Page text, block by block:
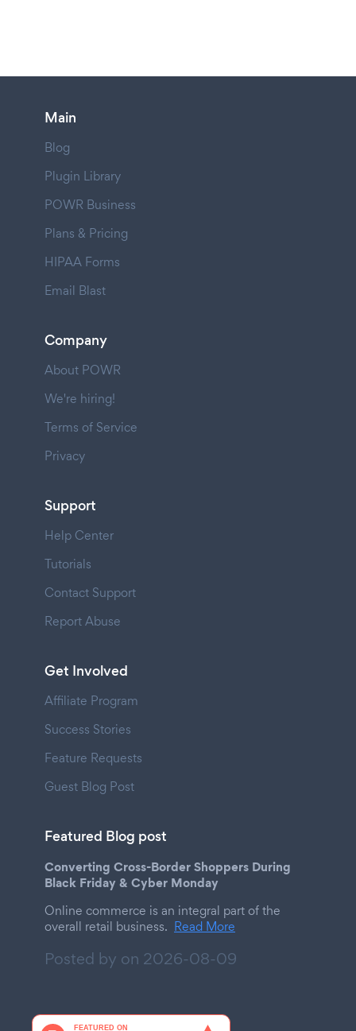
Main
Blog
Plugin Library
POWR Business
Plans & Pricing
HIPAA Forms
Email Blast
Company
About POWR
We're hiring!
Terms of Service
Privacy
Support
Help Center
Tutorials
Contact Support
Report Abuse
Get Involved
Affiliate Program
Success Stories
Feature Requests
Guest Blog Post
Featured Blog post
Converting Cross-Border Shoppers During
Black Friday & Cyber Monday
Online commerce is an integral part of the
overall retail business. Read More
Posted by on 2026-08-09